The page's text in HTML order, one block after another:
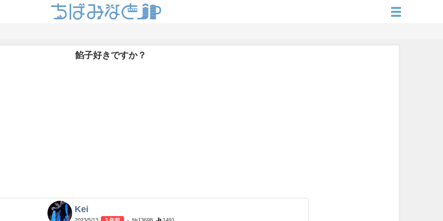
餡子好きですか？
Kei